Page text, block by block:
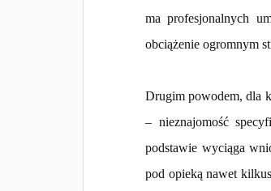
ma profesjonalnych
obciążenie ogromnym
Drugim powodem, dla
– nieznajomość
podstawie wyciąga
pod opieką nawet